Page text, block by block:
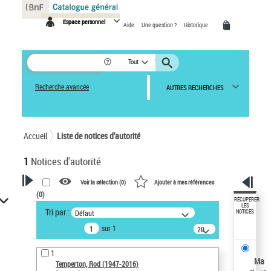
Espace personnel Aide Une question ? Historique
Tout
Recherche avancée AUTRES RECHERCHES
Accueil Liste de notices d’autorité
1 Notices d'autorité
VOTRE RECHERCHE
Recherche avancée dans les
notices d’autorité
Œuvres liées à l'auteur :
Temperton, Rod (1947-2016)
Voir la sélection (0) Ajouter à mes références
(0)
Tri par : Défaut
sur 1
20
résultats/page
1
Temperton, Rod (1947-2016)
RÉCUPÉRER
LES
NOTICES
Ma
Panneau de gestion des cookies